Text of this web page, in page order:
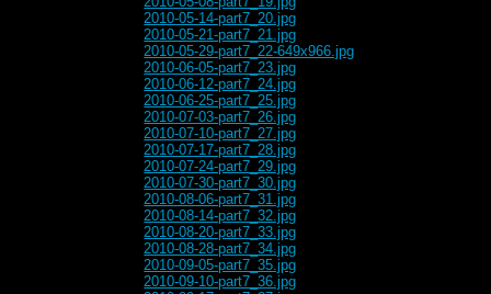
2010-05-14-part7_20.jpg
2010-05-21-part7_21.jpg
2010-05-29-part7_22-649x966.jpg
2010-06-05-part7_23.jpg
2010-06-12-part7_24.jpg
2010-06-25-part7_25.jpg
2010-07-03-part7_26.jpg
2010-07-10-part7_27.jpg
2010-07-17-part7_28.jpg
2010-07-24-part7_29.jpg
2010-07-30-part7_30.jpg
2010-08-06-part7_31.jpg
2010-08-14-part7_32.jpg
2010-08-20-part7_33.jpg
2010-08-28-part7_34.jpg
2010-09-05-part7_35.jpg
2010-09-10-part7_36.jpg